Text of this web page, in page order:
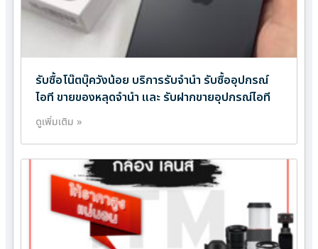
รับซื้อโน๊ตบุ๊ควังน้อย บริการรับจำนำ รับซื้ออุปกรณ์
ไอที ขายของหลุดจำนำ และ รับฝากขายอุปกรณ์ไอที
ดูเพิ่มเติม »